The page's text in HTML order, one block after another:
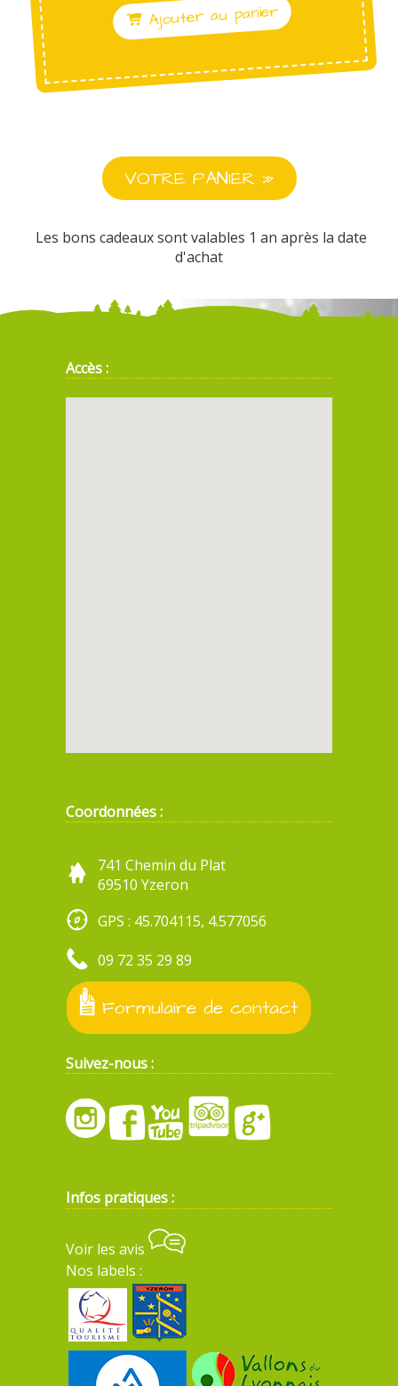
Ajouter au panier
Les bons cadeaux sont valables 1 an après la date
d'achat
Accès :
Coordonnées :
741 Chemin du Plat
69510 Yzeron
GPS : 45.704115, 4.577056
09 72 35 29 89
Formulaire de contact
Suivez-nous :
Infos pratiques :
Voir les avis
Nos labels :